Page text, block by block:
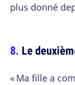
plus donné
Le
« Ma fille a